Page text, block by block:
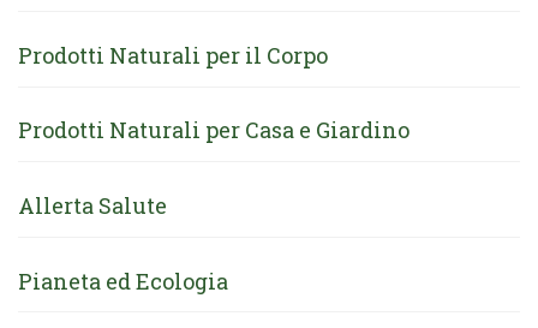
Prodotti Naturali per il Corpo
Prodotti Naturali per Casa e Giardino
Allerta Salute
Pianeta ed Ecologia